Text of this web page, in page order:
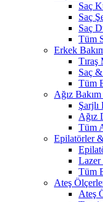
Saç
Saç
Saç
Tüm
Erkek
Tıraş
Saç
Tüm
Ağız
Şarjlı
Ağız
Tüm
Epilatörler
Lazer
Tüm
Ateş
Ateş